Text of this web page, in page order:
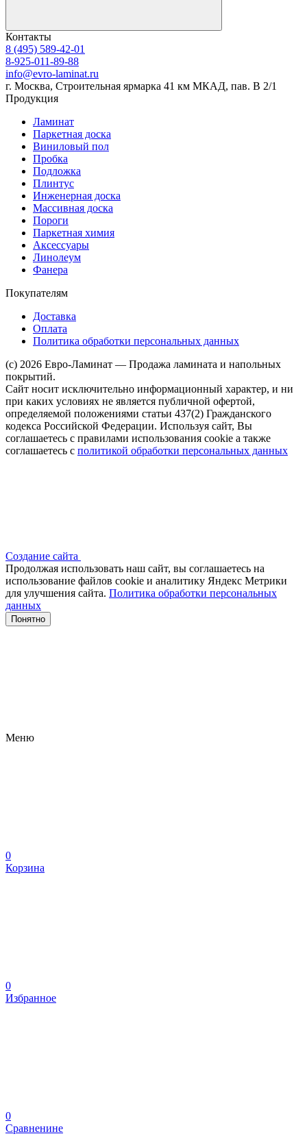
Контакты
8 (495) 589-42-01
8-925-011-89-88
info@evro-laminat.ru
г. Москва, Строительная ярмарка 41 км МКАД, пав. В 2/1
Продукция
Ламинат
Паркетная доска
Виниловый пол
Пробка
Подложка
Плинтус
Инженерная доска
Массивная доска
Пороги
Паркетная химия
Аксессуары
Линолеум
Фанера
Покупателям
Доставка
Оплата
Политика обработки персональных данных
(c) 2026 Евро-Ламинат — Продажа ламината и напольных
покрытий.
Сайт носит исключительно информационный характер, и ни
при каких условиях не является публичной офертой,
определяемой положениями статьи 437(2) Гражданского
кодекса Российской Федерации. Используя сайт, Вы
соглашаетесь с правилами использования cookie а также
соглашаетесь с политикой обработки персональных данных
Создание сайта
Продолжая использовать наш сайт, вы соглашаетесь на
использование файлов сооkіе и аналитику Яндекс Метрики
для улучшения сайта. Политика обработки персональных
данных
Понятно
Меню
0
Корзина
0
Избранное
0
Сравненине